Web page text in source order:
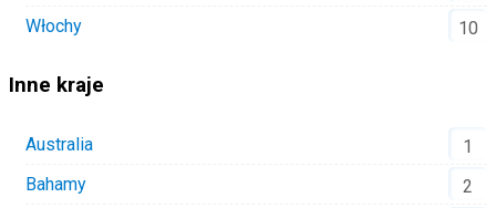
Włochy
10
Inne kraje
Australia
1
Bahamy
2